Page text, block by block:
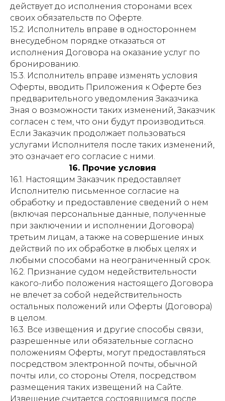
действует до исполнения сторонами всех
своих обязательств по Оферте.
15.2. Исполнитель вправе в одностороннем
внесудебном порядке отказаться от
исполнения Договора на оказание услуг по
бронированию.
15.3. Исполнитель вправе изменять условия
Оферты, вводить Приложения к Оферте без
предварительного уведомления Заказчика.
Зная о возможности таких изменений, Заказчик
согласен с тем, что они будут производиться.
Если Заказчик продолжает пользоваться
услугами Исполнителя после таких изменений,
это означает его согласие с ними.
16. Прочие условия
16.1. Настоящим Заказчик предоставляет
Исполнителю письменное согласие на
обработку и предоставление сведений о нем
(включая персональные данные, полученные
при заключении и исполнении Договора)
третьим лицам, а также на совершение иных
действий по их обработке в любых целях и
любыми способами на неограниченный срок.
16.2. Признание судом недействительности
какого-либо положения настоящего Договора
не влечет за собой недействительность
остальных положений или Оферты (Договора)
в целом.
16.3. Все извещения и другие способы связи,
разрешенные или обязательные согласно
положениям Оферты, могут предоставляться
посредством электронной почты, обычной
почты или, со стороны Отеля, посредством
размещения таких извещений на Сайте.
Извещение считается состоявшимся после